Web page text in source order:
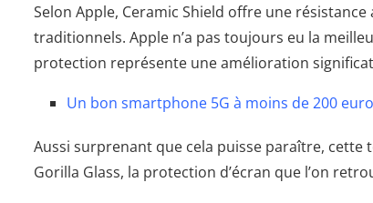
Selon Apple, Ceramic Shield offre une
traditionnels. Apple n’a pas toujours eu la
protection représente une amélioration
Un bon smartphone 5G à moins de 200
Aussi surprenant que cela puisse paraître,
Gorilla Glass, la protection d’écran que l’on